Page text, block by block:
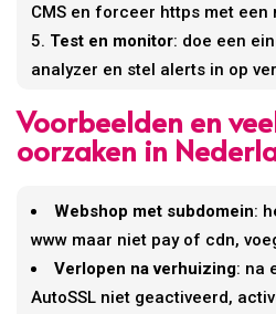
CMS en forceer https met een
Test en monitor: doe een
analyzer en stel alerts in op
Voorbeelden en
oorzaken in
Webshop met subdomein:
www maar niet pay of cdn,
Verlopen na verhuizing: na
AutoSSL niet geactiveerd,